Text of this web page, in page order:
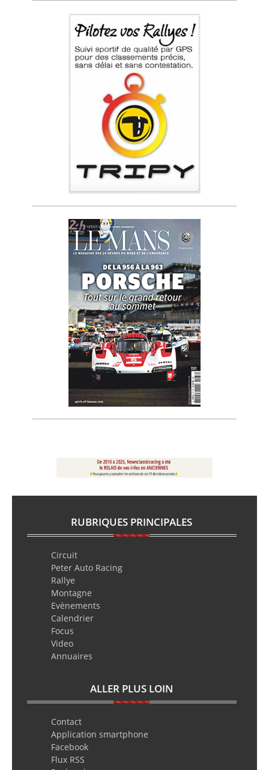
RUBRIQUES PRINCIPALES
Circuit
Peter Auto Racing
Rallye
Montagne
Evènements
Calendrier
Focus
Video
Annuaires
ALLER PLUS LOIN
Contact
Application smartphone
Facebook
Flux RSS